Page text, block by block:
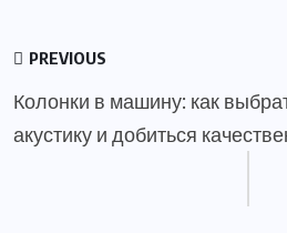
PREVIOUS
Колонки в машину: как
акустику и добиться